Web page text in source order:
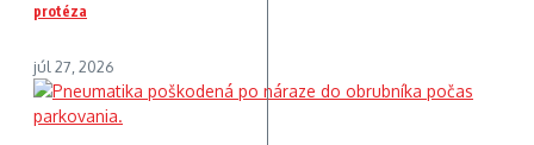
protéza
júl 27, 2026